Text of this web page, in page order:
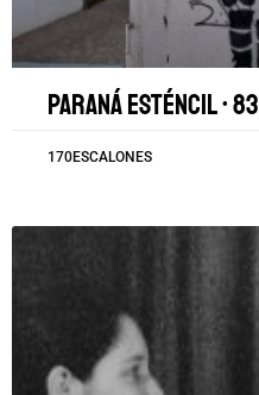
Paraná esténcil • 83
170ESCALONES